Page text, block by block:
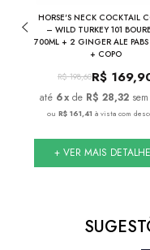
HORSE'S NECK COCKTAIL
– WILD TURKEY 101
700ML + 2 GINGER ALE
+ COPO
R$ 198,60R$
6x de R$ 28,32
ou R$ 161,41 à vista com
+ VER MAIS